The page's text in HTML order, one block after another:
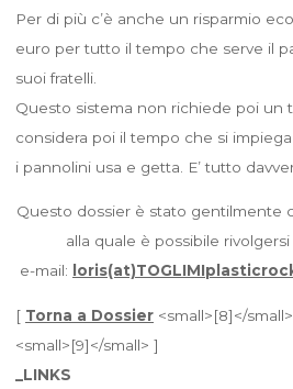
Per di più c’è anche un risparmio
euro per tutto il tempo che serve il
suoi fratelli.
Questo sistema non richiede poi un
considera poi il tempo che si
i pannolini usa e getta. E’ tutto
Questo dossier è stato gentilmente
alla quale è possibile
e-mail:
[ Torna a Dossier<small>[8]</
<small>[9]</small> ]
_LINKS